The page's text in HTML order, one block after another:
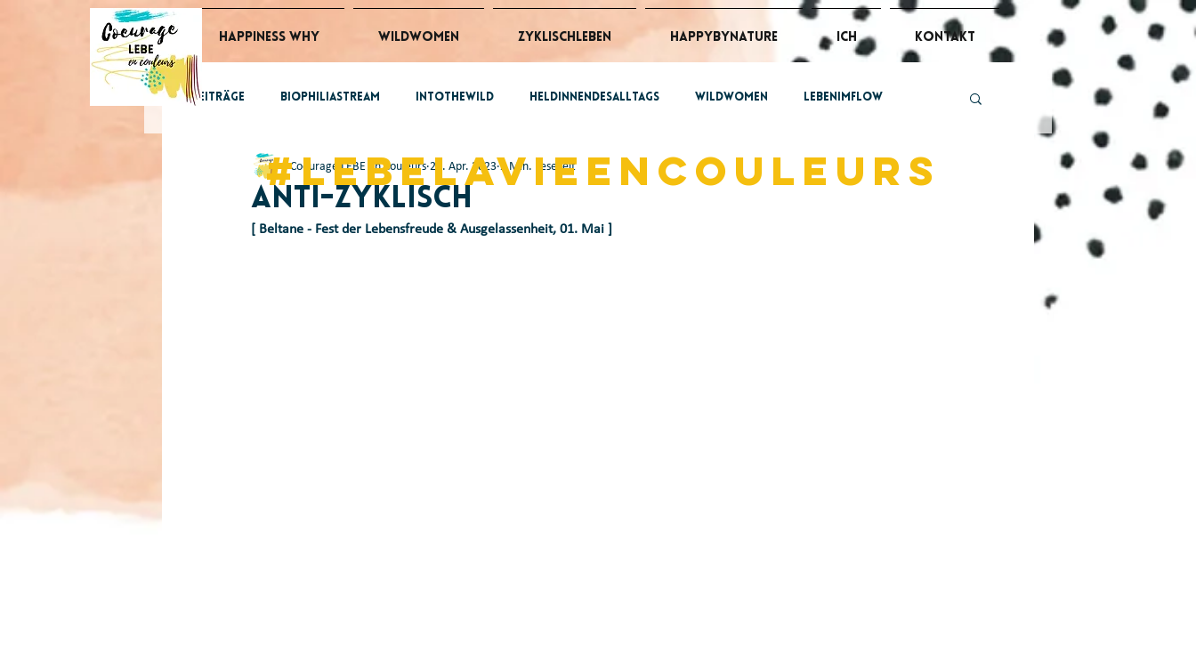
Happiness Why WildWomen ZyklischLeben HappybyNature ich kontakt
Alle Beiträge BiophiliaStream intothewild HeldinnendesAlltags wildwomen lebenimflow
GlücksImpulse tomorrow @work ZyklischLeben
Anti-zyklisch
Coeurage LEBE en Couleurs 28. Apr. 2023 2 Min. Lesezeit
[ Beltane - Fest der Lebensfreude & Ausgelassenheit, 01. Mai ]
#lebelavieencouleurs